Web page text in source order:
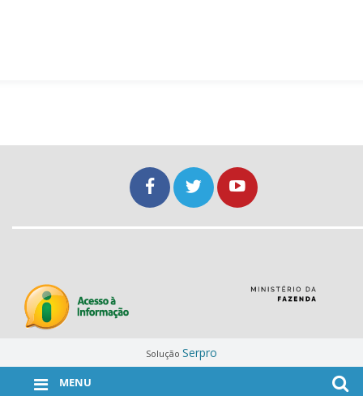
MENU
Solução Serpro